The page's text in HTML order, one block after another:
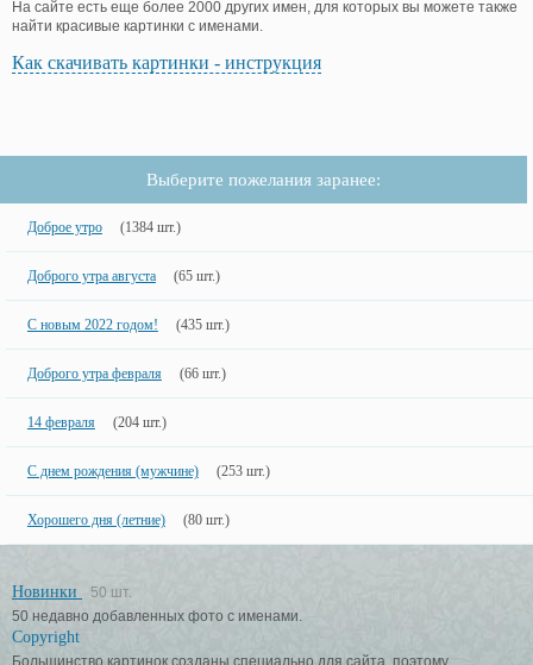
На сайте есть еще более 2000 других имен, для которых вы можете также
найти красивые картинки с именами.
Как скачивать картинки - инструкция
Выберите пожелания заранее:
Доброе утро (1384 шт.)
Доброго утра августа (65 шт.)
С новым 2022 годом! (435 шт.)
Доброго утра февраля (66 шт.)
14 февраля (204 шт.)
С днем рождения (мужчине) (253 шт.)
Хорошего дня (летние) (80 шт.)
Новинки
50 шт.
50 недавно добавленных фото с именами.
Copyright